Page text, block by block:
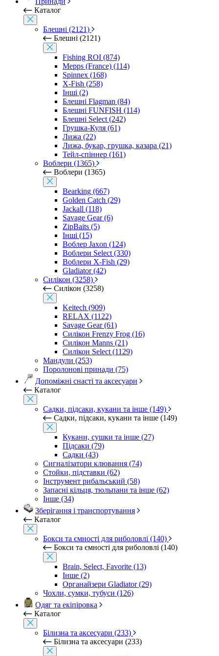
Каталог
Блешні (2121)
Блешні (2121)
Fishing ROI (874)
Mepps (France) (114)
Spinnex (168)
X-Fish (258)
Інші (2)
Блешні Flagman (84)
Блешні FUNFISH (114)
Блешні Select (242)
Грушка-Куля (61)
Лижа (22)
Лижа, букар, грушка, казара (21)
Тейл-спіннер (161)
Воблери (1365)
Воблери (1365)
Bearking (667)
Golden Catch (29)
Jackall (118)
Savage Gear (6)
ZipBaits (5)
Інші (15)
Воблер Jaxon (124)
Воблери Select (330)
Воблери X-Fish (29)
Gladiator (42)
Силікон (3258)
Силікон (3258)
Keitech (909)
RELAX (1122)
Savage Gear (61)
Силікон Frenzy Frog (16)
Силікон Manns (21)
Силікон Select (1129)
Мандули (253)
Поролонові принади (75)
Допоміжні снасті та аксесуари
Каталог
Садки, підсаки, кукани та інше (149)
Садки, підсаки, кукани та інше (149)
Кукани, сушки та інше (27)
Підсаки (79)
Садки (43)
Сигналізатори клювання (74)
Стойки, підставки (62)
Інструмент рибальський (58)
Запасні кільця, тюльпани та інше (62)
Інше (34)
Зберігання і транспортування
Каталог
Бокси та ємності для риболовлі (140)
Бокси та ємності для риболовлі (140)
Brain, Select, Favorite (13)
Інше (2)
Органайзери Gladiator (29)
Чохли, сумки, тубуси (126)
Одяг та екіпіровка
Каталог
Білизна та аксесуари (233)
Білизна та аксесуари (233)